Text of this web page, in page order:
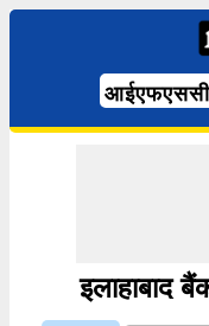
इलाहाबाद